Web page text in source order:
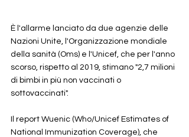
È l'allarme lanciato da due agenzie delle
Nazioni Unite, l'Organizzazione mondiale
della sanità (Oms) e l'Unicef, che per l'anno
scorso, rispetto al 2019, stimano "2,7 milioni
di bimbi in più non vaccinati o
sottovaccinati".
Il report Wuenic (Who/Unicef Estimates of
National Immunization Coverage), che